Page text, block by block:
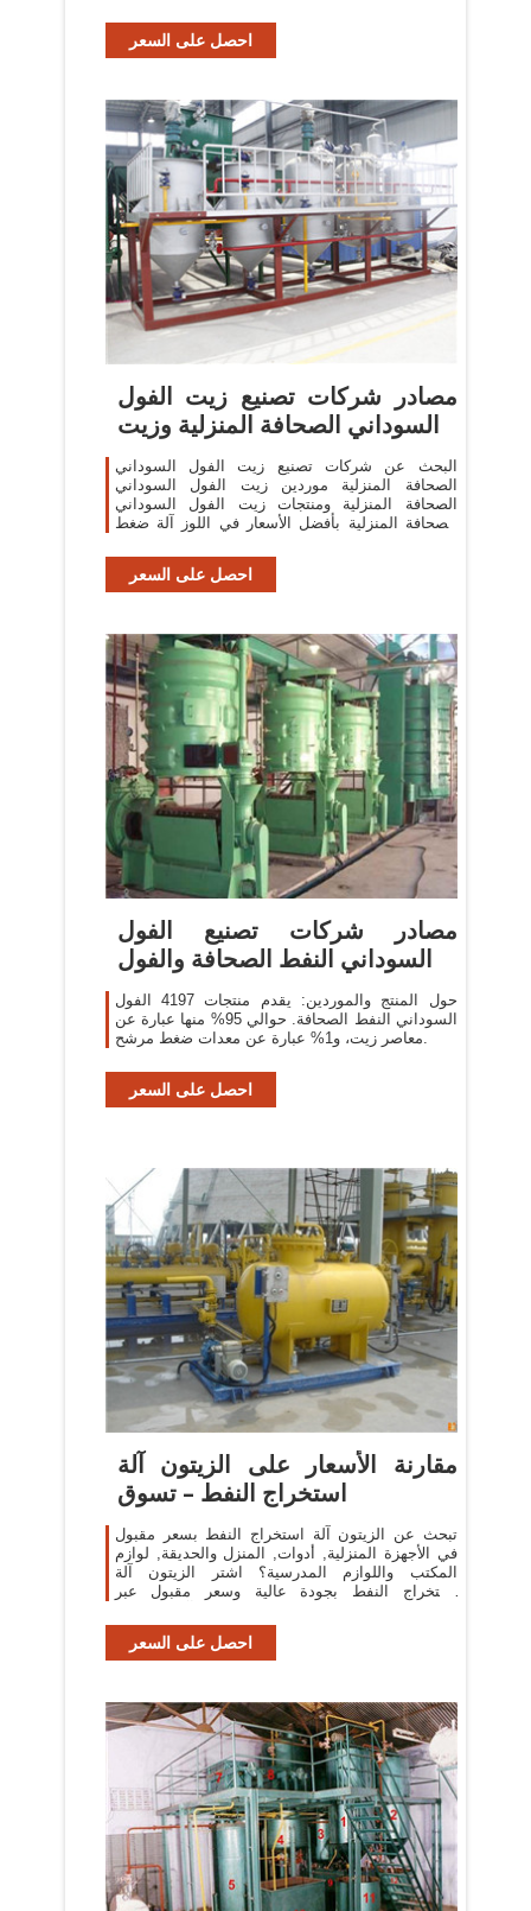
احصل على السعر
مصادر شركات تصنيع زيت الفول
السوداني الصحافة المنزلية وزيت
البحث عن شركات تصنيع زيت الفول السوداني
الصحافة المنزلية موردين زيت الفول السوداني
الصحافة المنزلية ومنتجات زيت الفول السوداني
الصحافة المنزلية بأفضل الأسعار في اللوز آلة ضغط
احصل على السعر
مصادر شركات تصنيع الفول
السوداني النفط الصحافة والفول
حول المنتج والموردين: يقدم منتجات 4197 الفول
السوداني النفط الصحافة. حوالي 95% منها عبارة عن
معاصر زيت، و1% عبارة عن معدات ضغط مرشح.
احصل على السعر
مقارنة الأسعار على الزيتون آلة
استخراج النفط – تسوق
تبحث عن الزيتون آلة استخراج النفط بسعر مقبول
في الأجهزة المنزلية, أدوات, المنزل والحديقة, لوازم
المكتب واللوازم المدرسية؟ اشتر الزيتون آلة
استخراج النفط بجودة عالية وسعر مقبول عبر
احصل على السعر